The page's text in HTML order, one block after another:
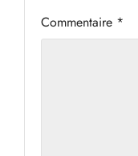
Commentaire *